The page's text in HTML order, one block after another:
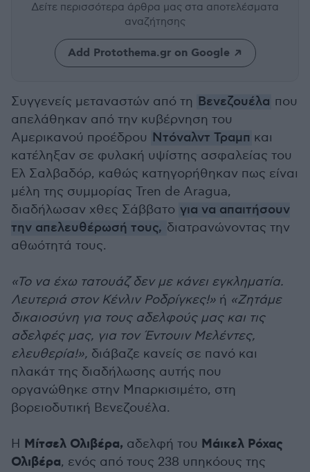
Δείτε περισσότερα άρθρα μας στα αποτελέσματα
αναζήτησης
Add Protothema.gr on Google
Συγγενείς μεταναστών από τη Βενεζουέλα που
απελάθηκαν από την κυβέρνηση του
Αμερικανού προέδρου Ντόναλντ Τραμπ και
κατέληξαν σε φυλακή υψίστης ασφαλείας του
Ελ Σαλβαδόρ, καθώς κατηγορήθηκαν πως είναι
μέλη της συμμορίας Tren de Aragua,
διαδήλωσαν χθες Σάββατο για να απαιτήσουν
την απελευθέρωσή τους, διατρανώνοντας την
αθωότητά τους.
«Το να έχω τατουάζ δεν με κάνει εγκληματία.
Λευτεριά στον Κένλιν Ροδρίγκες!» ή «Ζητάμε
δικαιοσύνη για τους αδελφούς μας και τις
αδελφές μας, για τον Έντουιν Μελέντες,
ελευθερία!», διάβαζε κανείς σε πανό και
πλακάτ της διαδήλωσης αυτής που
οργανώθηκε στην Μπαρκισιμέτο, στη
βορειοδυτική Βενεζουέλα.
Η Μίτσελ Ολιβέρα, αδελφή του Μάικελ Ρόχας
Ολιβέρα, ενός από τους 238 υπηκόους της